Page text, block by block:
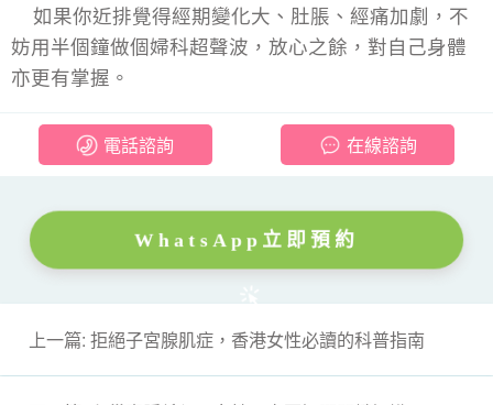
如果你近排覺得經期變化大、肚脹、經痛加劇，不
妨用半個鐘做個婦科超聲波，放心之餘，對自己身體
亦更有掌握。
電話諮詢 在線諮詢
WhatsApp立即預約
上一篇: 拒絕子宮腺肌症，香港女性必讀的科普指南